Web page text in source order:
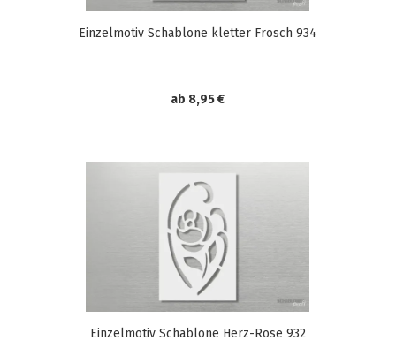
Einzelmotiv Schablone kletter Frosch 934
ab 8,95 €
Einzelmotiv Schablone Herz-Rose 932